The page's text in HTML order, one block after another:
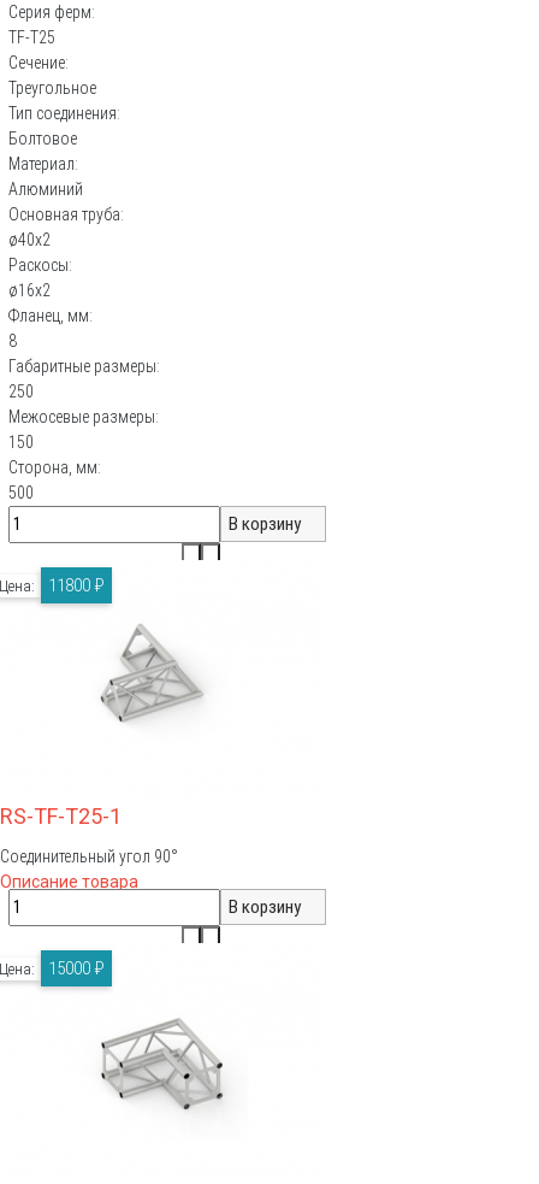
Серия ферм:
TF-T25
Сечение:
Треугольное
Тип соединения:
Болтовое
Материал:
Алюминий
Основная труба:
ø40х2
Раскосы:
ø16х2
Фланец, мм:
8
Габаритные размеры:
250
Межосевые размеры:
150
Сторона, мм:
500
RS-TF-T25-1
Соединительный угол 90°
Описание товара
Цена: 11800 ₽
Цена: 15000 ₽